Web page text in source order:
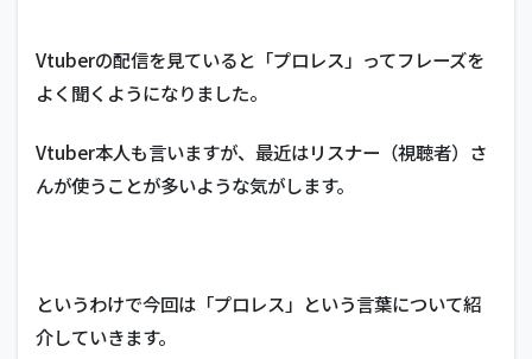
Vtuberの配信を見ていると「プロレス」ってフレーズを
よく聞くようになりました。
Vtuber本人も言いますが、最近はリスナー（視聴者）さ
んが使うことが多いような気がします。
というわけで今回は「プロレス」という言葉について紹
介していきます。